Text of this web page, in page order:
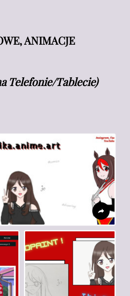
ANIMACJE
Telefonie/Tablecie)